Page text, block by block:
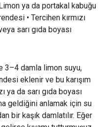
ya da portakal kabuğu
• Tercihen kırmızı
sarı gıda boyası
3–4 damla limon suyu,
eklenir ve bu karışım
ya da sarı gıda boyası
geldiğini anlamak için su
bir kaşık damlatılır. Eğer